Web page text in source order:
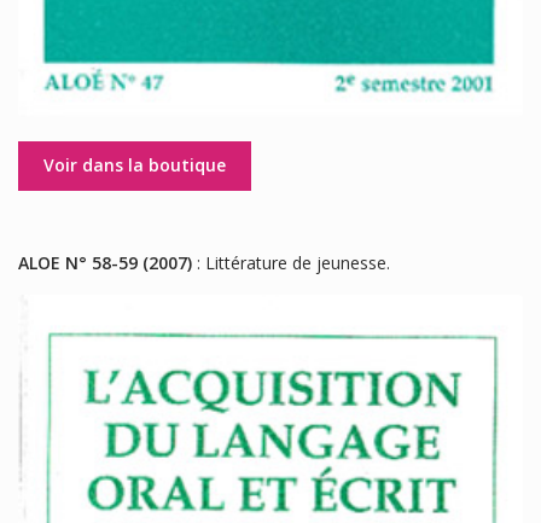
Voir dans la boutique
ALOE N° 58-59 (2007) : Littérature de jeunesse.